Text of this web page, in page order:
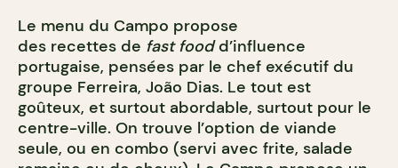
Le menu du Campo propose
des recettes de fast foodd’influence
portugaise, pensées par le chef exécutif du
groupe Ferreira, João Dias. Le tout est
goûteux, et surtout abordable, surtout pour le
centre-ville. On trouve l’option de viande
seule, ou en combo (servi avec frite, salade